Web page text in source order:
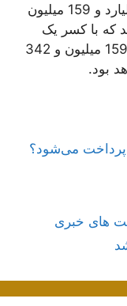
وام گیرنده در پایان سال بیستم، 2 میلیارد و 159 میلیون
که با کسر یک
میلیارد تومان اصل وام، یک میلیارد و 159 میلیون و 342
بود.
پرداخت می‌شود؟
های خبری